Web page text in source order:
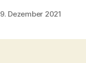
9. Dezember 2021